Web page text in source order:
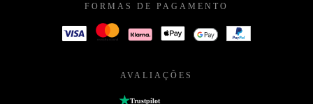
FORMAS DE PAGAMENTO
AVALIAÇÕES
Trustpilot